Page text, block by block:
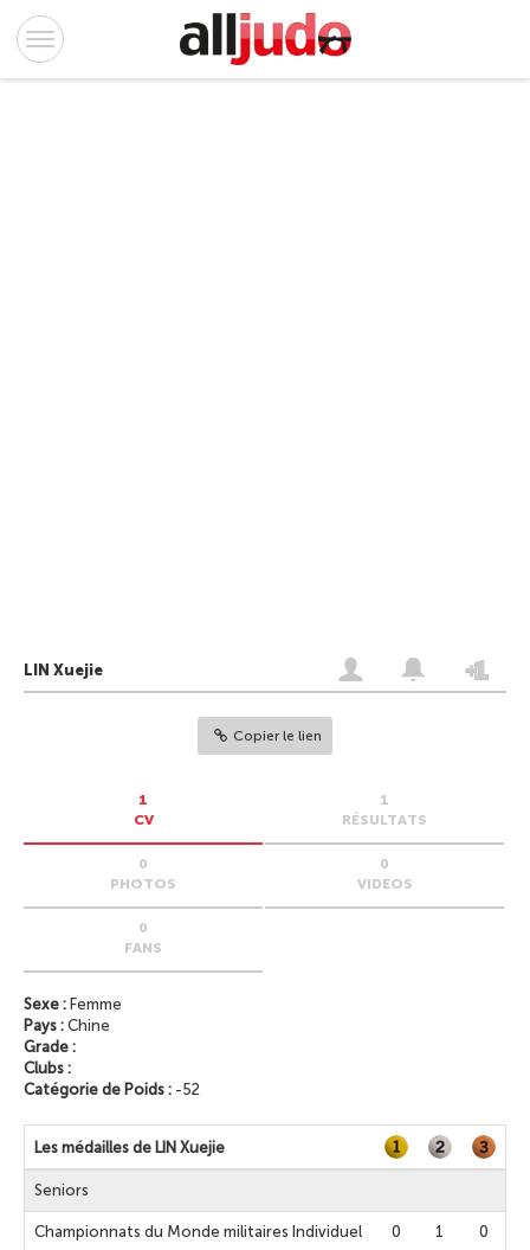
LIN Xuejie
Copier le lien
1
CV
1
RÉSULTATS
0
PHOTOS
0
VIDEOS
0
FANS
Sexe : Femme
Pays : Chine
Grade :
Clubs :
Catégorie de Poids : -52
Les médailles de LIN Xuejie
Seniors
Championnats du Monde militaires Individuel 0 1 0